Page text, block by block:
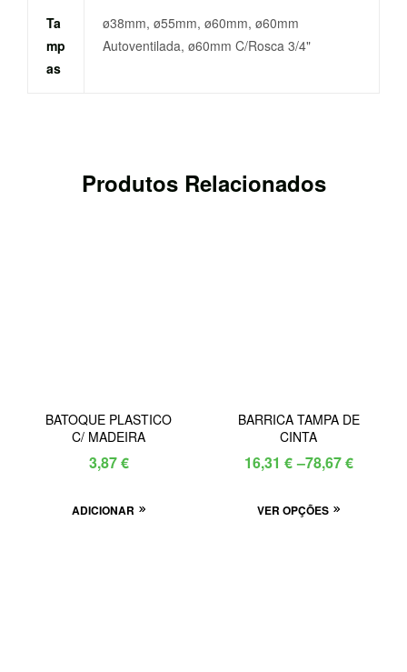
Ta
mp
as
ø38mm, ø55mm, ø60mm, ø60mm
Autoventilada, ø60mm C/Rosca 3/4"
Produtos Relacionados
BATOQUE PLASTICO
C/ MADEIRA
3,87€
ADICIONAR
BARRICA TAMPA DE
CINTA
16,31 € –78,67€
Price
16,31 €
VER OPÇÕES
This